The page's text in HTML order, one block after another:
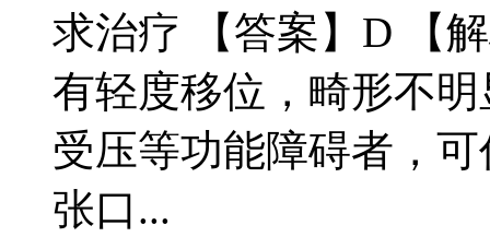
求治疗 【答案】D 【
有轻度移位，畸形不
受压等功能障碍者，
张口...